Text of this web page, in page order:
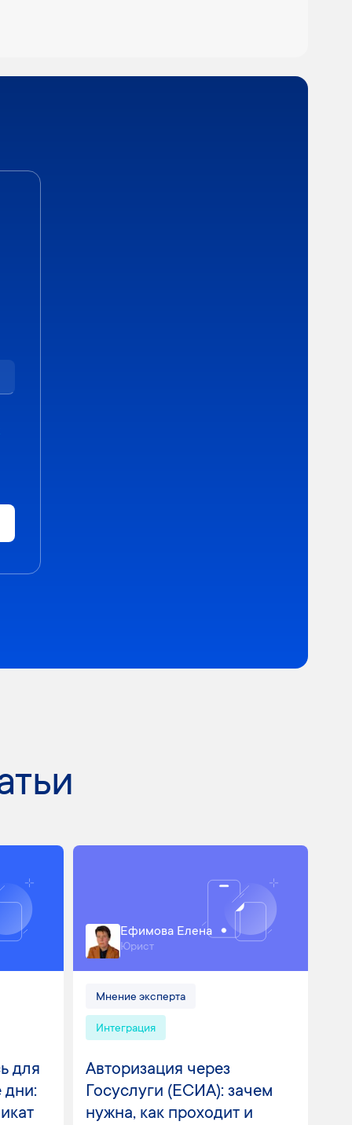
для
дни:
Ефимова Елена
Юрист
Мнение эксперта
Интеграция
Авторизация через
Госуслуги (ЕСИА): зачем
нужна, как проходит и